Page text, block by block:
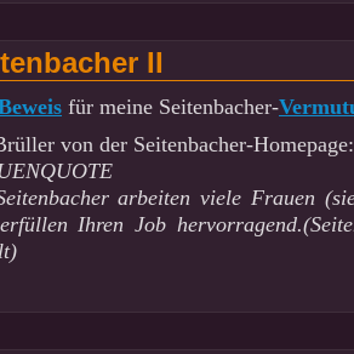
II
für meine Seitenbacher-
von der Seitenbacher-Homepage:
arbeiten viele Frauen
Ihren Job